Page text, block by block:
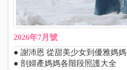
2026年7月號
● 謝沛恩 從甜美少女到優雅媽媽
● 剖婦產媽媽各階段照護大全